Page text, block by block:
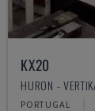
KX20
HURON -
PORTUGAL